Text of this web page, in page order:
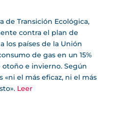
de Transición Ecológica,
contra el plan de
los países de la Unión
de gas en un 15%
e invierno. Según
«ni el más eficaz, ni el más
Leer